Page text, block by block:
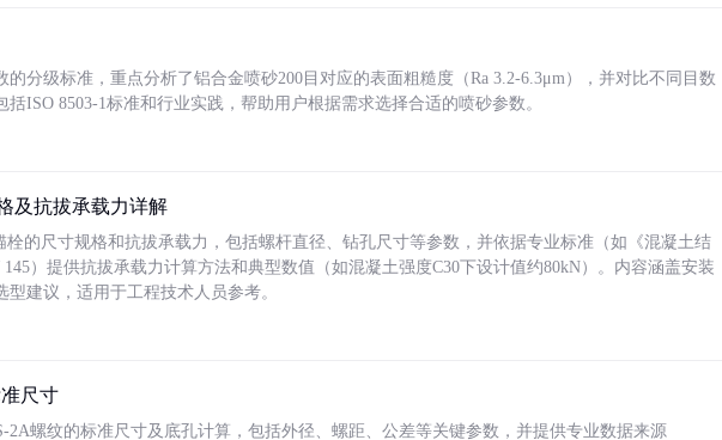
的分级标准，重点分析了铝合金喷砂200目对应的表面粗糙度（Ra 3.2-6.3μm），并对比不同目数
ISO 8503-1标准和行业实践，帮助用户根据需求选择合适的喷砂参数。
及抗拔承载力详解
栓的尺寸规格和抗拔承载力，包括螺杆直径、钻孔尺寸等参数，并依据专业标准（如《混凝土结
145）提供抗拔承载力计算方法和典型数值（如混凝土强度C30下设计值约80kN）。内容涵盖安装
建议，适用于工程技术人员参考。
尺寸
2A螺纹的标准尺寸及底孔计算，包括外径、螺距、公差等关键参数，并提供专业数据来源